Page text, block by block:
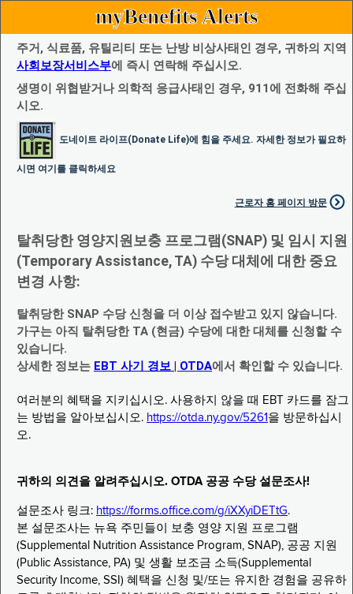
myBenefits Alerts
주거, 식료품, 유틸리티 또는 난방 비상사태인 경우, 귀하의 지역
사회보장서비스부에 즉시 연락해 주십시오.
생명이 위협받거나 의학적 응급사태인 경우, 911에 전화해 주십
시오.
도네이트 라이프(Donate Life)에 힘을 주세요. 자세한 정보가 필요하
시면 여기를 클릭하세요
근로자 홈 페이지 방문
탈취당한 영양지원보충 프로그램(SNAP) 및 임시 지원
(Temporary Assistance, TA) 수당 대체에 대한 중요
변경 사항:
탈취당한 SNAP 수당 신청을 더 이상 접수받고 있지 않습니다.
가구는 아직 탈취당한 TA (현금) 수당에 대한 대체를 신청할 수
있습니다.
상세한 정보는 EBT 사기 경보 | OTDA에서 확인할 수 있습니다.
여러분의 혜택을 지키십시오. 사용하지 않을 때 EBT 카드를 잠그
는 방법을 알아보십시오. https://otda.ny.gov/5261 을 방문하십시
오.
귀하의 의견을 알려주십시오. OTDA 공공 수당 설문조사!
설문조사 링크: https://forms.office.com/g/iXXyiDETtG.
본 설문조사는 뉴욕 주민들이 보충 영양 지원 프로그램
(Supplemental Nutrition Assistance Program, SNAP), 공공 지원
(Public Assistance, PA) 및 생활 보조금 소득(Supplemental
Security Income, SSI) 혜택을 신청 및/또는 유지한 경험을 공유하